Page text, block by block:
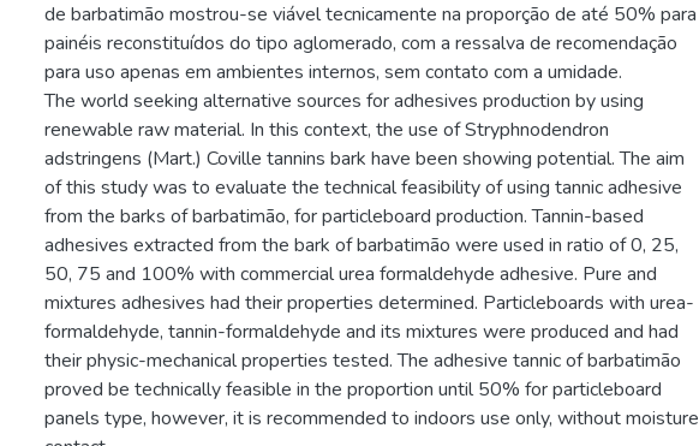
de barbatimão mostrou-se viável tecnicamente na proporção de até 50% para
painéis reconstituídos do tipo aglomerado, com a ressalva de recomendação
para uso apenas em ambientes internos, sem contato com a umidade.
The world seeking alternative sources for adhesives production by using
renewable raw material. In this context, the use of Stryphnodendron
adstringens (Mart.) Coville tannins bark have been showing potential. The aim
of this study was to evaluate the technical feasibility of using tannic adhesive
from the barks of barbatimão, for particleboard production. Tannin-based
adhesives extracted from the bark of barbatimão were used in ratio of 0, 25,
50, 75 and 100% with commercial urea formaldehyde adhesive. Pure and
mixtures adhesives had their properties determined. Particleboards with urea-
formaldehyde, tannin-formaldehyde and its mixtures were produced and had
their physic-mechanical properties tested. The adhesive tannic of barbatimão
proved be technically feasible in the proportion until 50% for particleboard
panels type, however, it is recommended to indoors use only, without moisture